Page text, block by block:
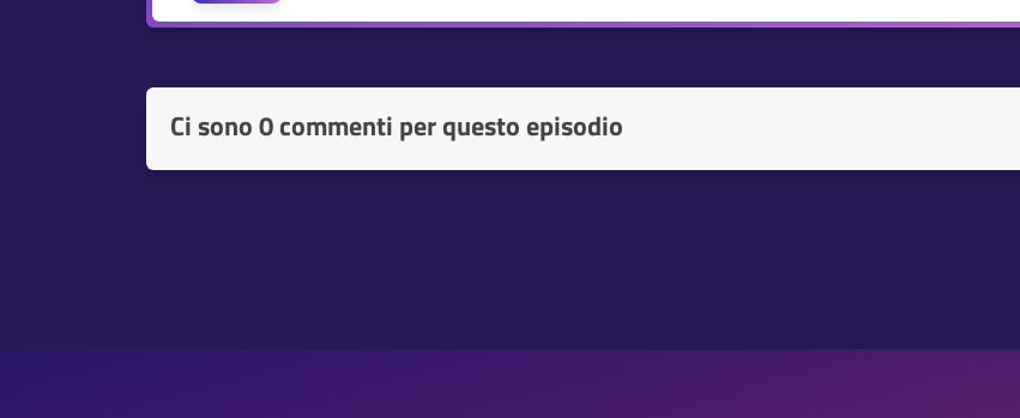
Ci sono0 commenti per questo episodio